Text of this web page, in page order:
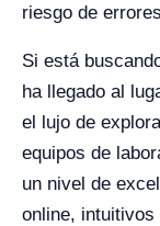
riesgo de
Si está
ha llegado al
el lujo de
equipos de
un nivel de
online,